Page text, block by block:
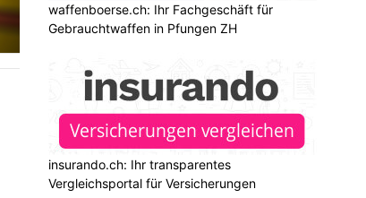
waffenboerse.ch: Ihr Fachgeschäft für
Gebrauchtwaffen in Pfungen ZH
insurando.ch: Ihr transparentes
Vergleichsportal für Versicherungen